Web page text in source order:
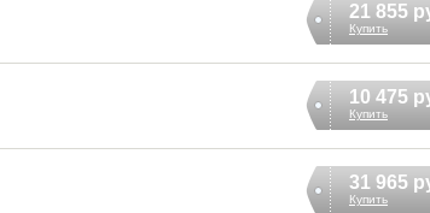
21 855
Купить
10 475
Купить
31 965
Купить